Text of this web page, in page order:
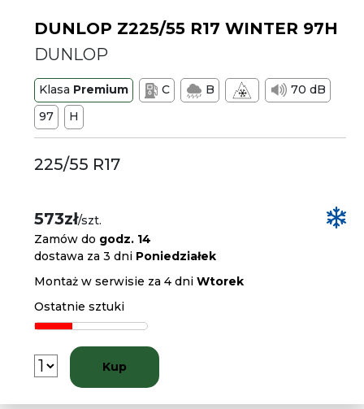
DUNLOP Z225/55 R17 WINTER 97H
DUNLOP
Klasa Premium C B
70 dB
97
H
225/55 R17
573zł/szt.
Zamów do godz. 14
dostawa za 3 dni Poniedziałek
Montaż w serwisie za 4 dniWtorek
Ostatnie sztuki
Kup